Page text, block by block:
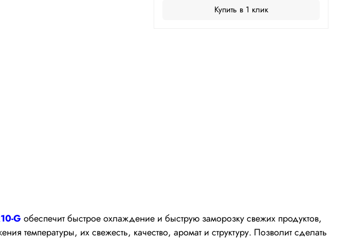
Купить в 1 клик
G обеспечит быстрое охлаждение и быструю заморозку свежих продуктов,
температуры, их свежесть, качество, аромат и структуру. Позволит сделать